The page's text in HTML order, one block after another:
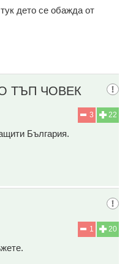
дето се обажда от
ТЪП ЧОВЕК
22
3
България.
20
1